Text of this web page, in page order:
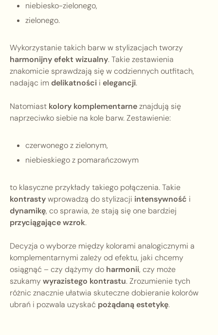
niebiesko-zielonego,
zielonego.
Wykorzystanie takich barw w stylizacjach tworzy
harmonijny efekt wizualny. Takie zestawienia
znakomicie sprawdzają się w codziennych outfitach,
nadając im delikatności i elegancji.
Natomiast kolory komplementarneznajdują się
naprzeciwko siebie na kole barw. Zestawienie:
czerwonego z zielonym,
niebieskiego z pomarańczowym
to klasyczne przykłady takiego połączenia. Takie
kontrastywprowadzą do stylizacji intensywność i
dynamikę, co sprawia, że stają się one bardziej
przyciągające wzrok.
Decyzja o wyborze między kolorami analogicznymi a
komplementarnymi zależy od efektu, jaki chcemy
osiągnąć – czy dążymy do harmonii, czy może
szukamy wyrazistego kontrastu. Zrozumienie tych
różnic znacznie ułatwia skuteczne dobieranie kolorów
ubrań i pozwala uzyskać pożądaną estetykę.